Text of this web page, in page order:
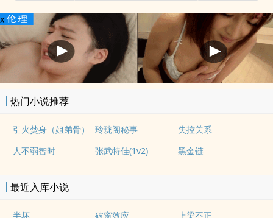
x
热门小说推荐
引火焚身（姐弟骨） 玲珑阁秘事
失控关系
人不弱智时
张武特佳(1v2) 黑金链
最近入库小说
半坏 破窗效应 上梁不正